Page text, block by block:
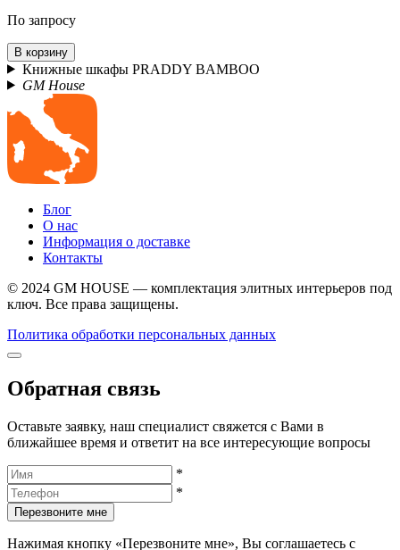
По запросу
В корзину
Книжные шкафы PRADDY BAMBOO
GM House
Блог
О нас
Информация о доставке
Контакты
© 2024 GM HOUSE — комплектация элитных интерьеров под
ключ. Все права защищены.
Политика обработки персональных данных
Обратная связь
Оставьте заявку, наш специалист свяжется с Вами в
ближайшее время и ответит на все интересующие вопросы
*
*
Перезвоните мне
Нажимая кнопку «Перезвоните мне», Вы соглашаетесь с